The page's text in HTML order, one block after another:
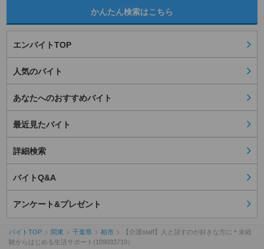
かんたん検索はこちら
エンバイトTOP
人気のバイト
あなたへのおすすめバイト
最近見たバイト
詳細検索
バイトQ&A
アンケート&プレゼント
バイトTOP 関東 千葉県 柏市
【介護staff】人と話すのが好きな方に＊未経
験からはじめる生活サポート(109033710）